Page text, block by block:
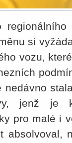
si
vozu,
nedávno
jenž je
pro malé i
absolvoval,